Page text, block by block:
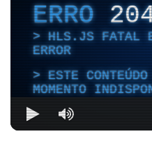
ERRO
HLS.JS FATAL
ERROR
ESTE
MOMENTO